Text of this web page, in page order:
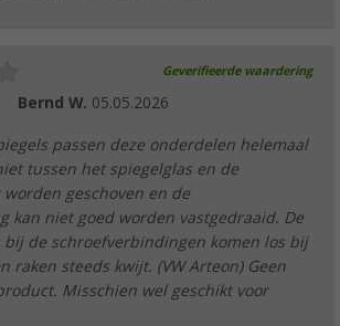
Geverifieerde waardering
Bernd W. 05.05.2026
passen deze onderdelen helemaal
tussen het spiegelglas en de
geschoven en de
kan niet goed worden vastgedraaid. De
de schroefverbindingen komen los bij
raken steeds kwijt. (VW Arteon) Geen
Misschien wel geschikt voor